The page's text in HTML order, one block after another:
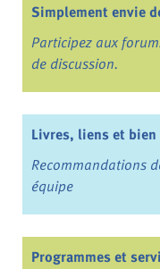
Simplement envie
Participez aux
de discussion.
Livres, liens et
Recommandations
équipe
Programmes et